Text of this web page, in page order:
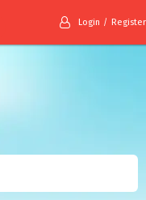
Login Register